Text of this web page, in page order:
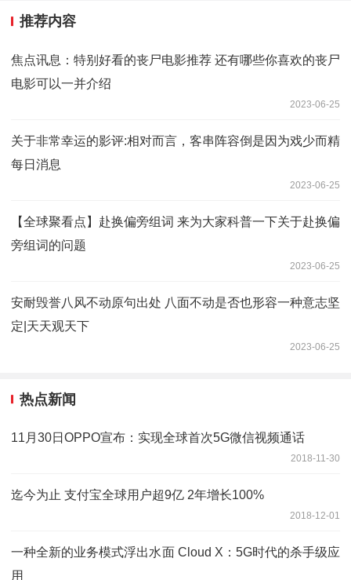
推荐内容
焦点讯息：特别好看的丧尸电影推荐 还有哪些你喜欢的丧尸
电影可以一并介绍
2023-06-25
关于非常幸运的影评:相对而言，客串阵容倒是因为戏少而精
每日消息
2023-06-25
【全球聚看点】赴换偏旁组词 来为大家科普一下关于赴换偏
旁组词的问题
2023-06-25
安耐毁誉八风不动原句出处 八面不动是否也形容一种意志坚
定|天天观天下
2023-06-25
热点新闻
11月30日OPPO宣布：实现全球首次5G微信视频通话
2018-11-30
迄今为止 支付宝全球用户超9亿 2年增长100%
2018-12-01
一种全新的业务模式浮出水面 Cloud X：5G时代的杀手级应
用